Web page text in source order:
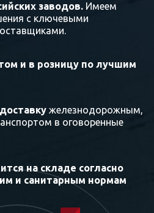
заводов. Имеем
с ключевыми
и в розницу по лучшим
железнодорожным,
в оговоренные
на складе согласно
и санитарным нормам